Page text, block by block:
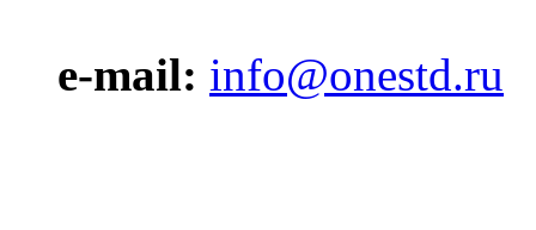
e-mail: info@onestd.ru